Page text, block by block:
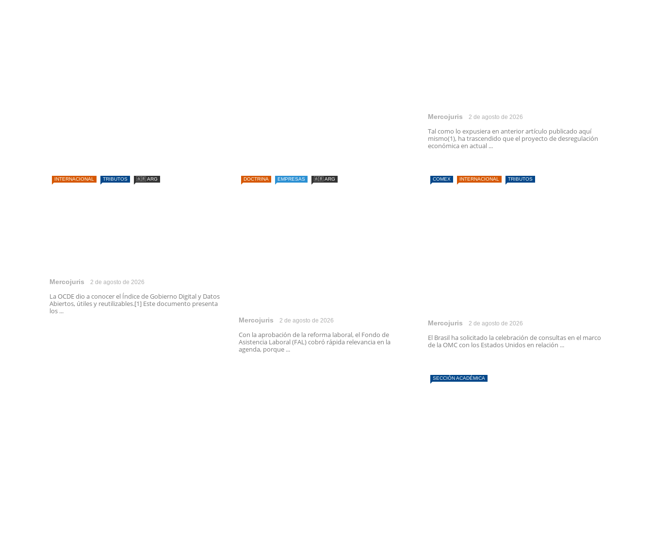
Mercojuris 2 de agosto de 2026
Tal como lo expusiera en anterior artículo publicado aquí
mismo(1), ha trascendido que el proyecto de desregulación
económica en actual ...
INTERNACIONAL TRIBUTOS 🇦🇷 ARG
Mercojuris 2 de agosto de 2026
La OCDE dio a conocer el Índice de Gobierno Digital y Datos
Abiertos, útiles y reutilizables.[1] Este documento presenta
los ...
DOCTRINA EMPRESAS 🇦🇷 ARG
Mercojuris 2 de agosto de 2026
Con la aprobación de la reforma laboral, el Fondo de
Asistencia Laboral (FAL) cobró rápida relevancia en la
agenda, porque ...
COMEX INTERNACIONAL TRIBUTOS
Mercojuris 2 de agosto de 2026
El Brasil ha solicitado la celebración de consultas en el marco
de la OMC con los Estados Unidos en relación ...
SECCIÓN ACADÉMICA